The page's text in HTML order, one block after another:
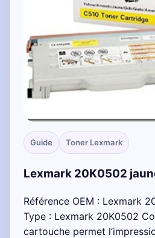
Guide Toner Lexmark
Lexmark 20K0502
Référence OEM : Lexmark
Type : Lexmark 20K0502
cartouche permet